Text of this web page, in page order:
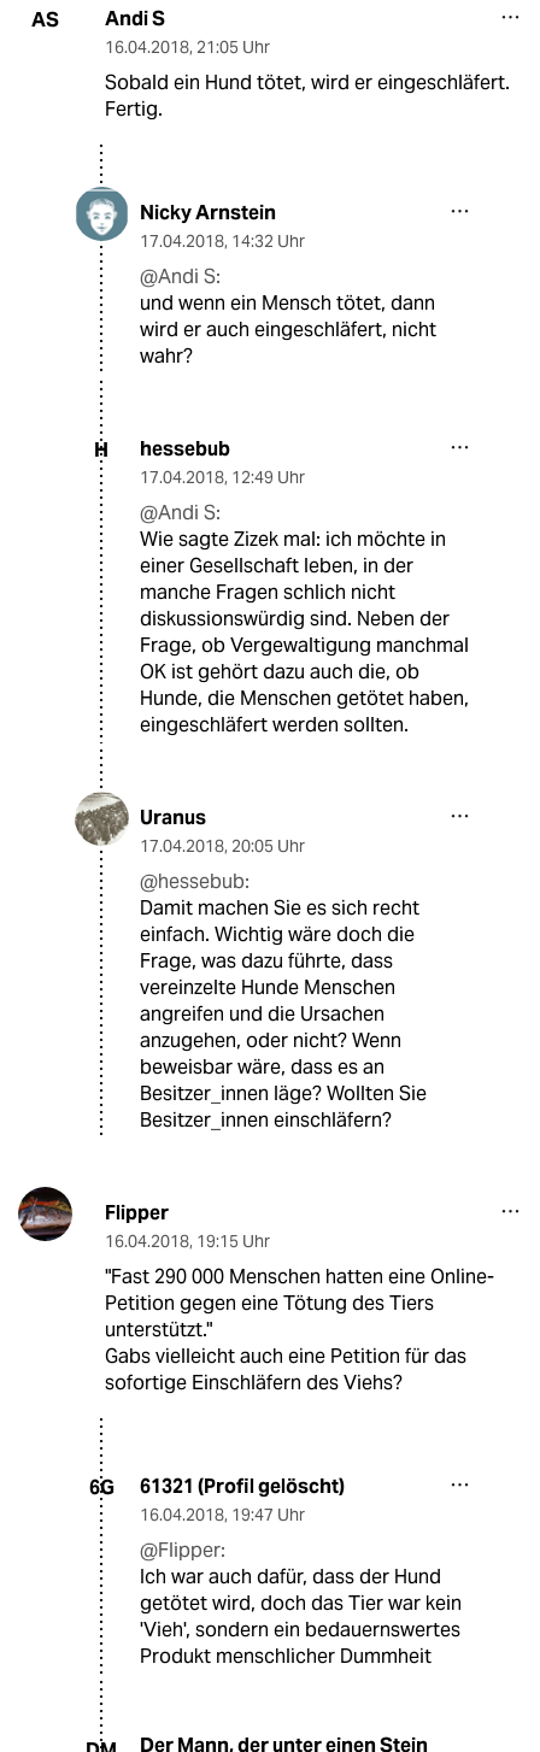
AS Andi S
16.04.2018, 21:05 Uhr
Sobald ein Hund tötet, wird er eingeschläfert.
Fertig.
Nicky Arnstein
17.04.2018, 14:32 Uhr
@Andi S:
und wenn ein Mensch tötet, dann
wird er auch eingeschläfert, nicht
wahr?
H hessebub
17.04.2018, 12:49 Uhr
@Andi S:
Wie sagte Zizek mal: ich möchte in
einer Gesellschaft leben, in der
manche Fragen schlich nicht
diskussionswürdig sind. Neben der
Frage, ob Vergewaltigung manchmal
OK ist gehört dazu auch die, ob
Hunde, die Menschen getötet haben,
eingeschläfert werden sollten.
Uranus
17.04.2018, 20:05 Uhr
@hessebub:
Damit machen Sie es sich recht
einfach. Wichtig wäre doch die
Frage, was dazu führte, dass
vereinzelte Hunde Menschen
angreifen und die Ursachen
anzugehen, oder nicht? Wenn
beweisbar wäre, dass es an
Besitzer_innen läge? Wollten Sie
Besitzer_innen einschläfern?
Flipper
16.04.2018, 19:15 Uhr
"Fast 290 000 Menschen hatten eine Online-
Petition gegen eine Tötung des Tiers
unterstützt."
Gabs vielleicht auch eine Petition für das
sofortige Einschläfern des Viehs?
6G 61321 (Profil gelöscht)
16.04.2018, 19:47 Uhr
@Flipper:
Ich war auch dafür, dass der Hund
getötet wird, doch das Tier war kein
'Vieh', sondern ein bedauernswertes
Produkt menschlicher Dummheit
Der Mann, der unter einen Stein